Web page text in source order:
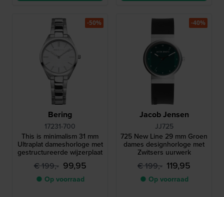
Bering
17231-700
This is minimalism 31 mm
Ultraplat dameshorloge met
gestructureerde wijzerplaat
€ 199,- 99,95
● Op voorraad
-50%
Jacob Jensen
JJ725
725 New Line 29 mm Groen
dames designhorloge met
Zwitsers uurwerk
€ 199,- 119,95
● Op voorraad
-40%